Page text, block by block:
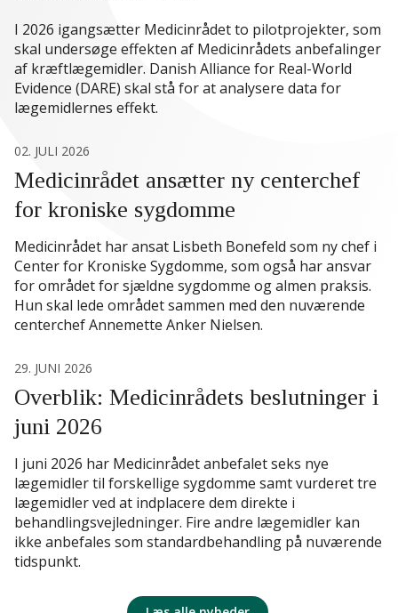
I 2026 igangsætter Medicinrådet to pilotprojekter, som
skal undersøge effekten af Medicinrådets anbefalinger
af kræftlægemidler. Danish Alliance for Real-World
Evidence (DARE) skal stå for at analysere data for
lægemidlernes effekt.
02. JULI 2026
Medicinrådet ansætter ny centerchef
for kroniske sygdomme
Medicinrådet har ansat Lisbeth Bonefeld som ny chef i
Center for Kroniske Sygdomme, som også har ansvar
for området for sjældne sygdomme og almen praksis.
Hun skal lede området sammen med den nuværende
centerchef Annemette Anker Nielsen.
29. JUNI 2026
Overblik: Medicinrådets beslutninger i
juni 2026
I juni 2026 har Medicinrådet anbefalet seks nye
lægemidler til forskellige sygdomme samt vurderet tre
lægemidler ved at indplacere dem direkte i
behandlingsvejledninger. Fire andre lægemidler kan
ikke anbefales som standardbehandling på nuværende
tidspunkt.